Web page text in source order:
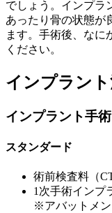
でしょう。インプラ
あったり骨の状態が
ます。手術後、なに
ください。
インプラン
インプラント手術
スタンダード
術前検査料（
1次手術インプ
※アバットメ